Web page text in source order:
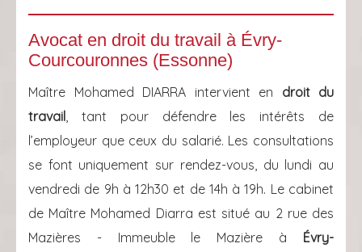
Avocat en droit du travail à Évry-
Courcouronnes (Essonne)
Maître Mohamed DIARRA intervient en droit du
travail, tant pour défendre les intérêts de
l’employeur que ceux du salarié. Les consultations
se font uniquement sur rendez-vous, du lundi au
vendredi de 9h à 12h30 et de 14h à 19h. Le cabinet
de Maître Mohamed Diarra est situé au 2 rue des
Mazières - Immeuble le Mazière à Évry-